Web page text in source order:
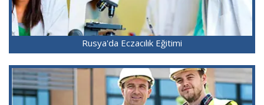
Rusya'da Eczacılık Eğitimi